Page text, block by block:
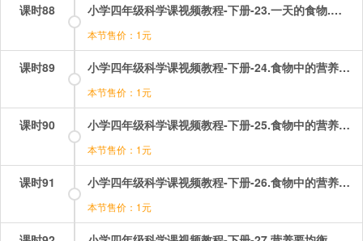
课时88 小学四年级科学课视频教程-下册-23.一天的食物.mp4
本节售价：1元
课时89 小学四年级科学课视频教程-下册-24.食物中的营养（一）——糖.mp4
本节售价：1元
课时90 小学四年级科学课视频教程-下册-25.食物中的营养（二）——油脂.mp4
本节售价：1元
课时91 小学四年级科学课视频教程-下册-26.食物中的营养（三）——蛋白质.mp4
本节售价：1元